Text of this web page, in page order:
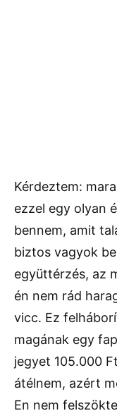
Kérdeztem:
ezzel egy olyan
bennem, amit
biztos vagyok
együttérzés, az
én nem rád
vicc. Ez
magának egy
jegyet 105.000
átélnem, azért
En nem